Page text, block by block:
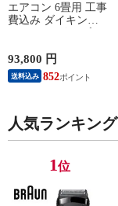
エアコン 6畳用 工事
費込み ダイキン
S226ATES-W-SET ホ
ワイト S226ATES-W-
ko1【送料無料】
93,800 円
送料込み 852
人気ランキング
1位